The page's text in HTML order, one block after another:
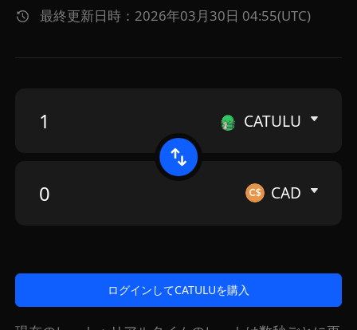
最終更新日時：2026年03月30日 04:55(UTC)
CATULU
CAD
ログインしてCATULUを購入